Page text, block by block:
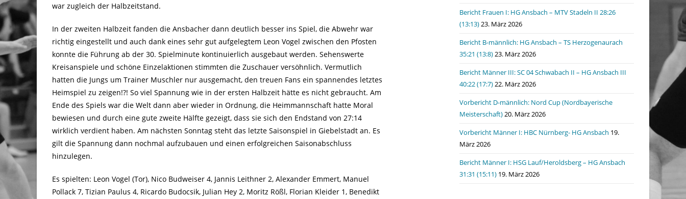
war zugleich der Halbzeitstand.
In der zweiten Halbzeit fanden die Ansbacher dann deutlich besser ins Spiel, die Abwehr war
richtig eingestellt und auch dank eines sehr gut aufgelegtem Leon Vogel zwischen den Pfosten
konnte die Führung ab der 30. Spielminute kontinuierlich ausgebaut werden. Sehenswerte
Kreisanspiele und schöne Einzelaktionen stimmten die Zuschauer versöhnlich. Vermutlich
hatten die Jungs um Trainer Muschler nur ausgemacht, den treuen Fans ein spannendes letztes
Heimspiel zu zeigen!?! So viel Spannung wie in der ersten Halbzeit hätte es nicht gebraucht. Am
Ende des Spiels war die Welt dann aber wieder in Ordnung, die Heimmannschaft hatte Moral
bewiesen und durch eine gute zweite Hälfte gezeigt, dass sie sich den Endstand von 27:14
wirklich verdient haben. Am nächsten Sonntag steht das letzte Saisonspiel in Giebelstadt an. Es
gilt die Spannung dann nochmal aufzubauen und einen erfolgreichen Saisonabschluss
hinzulegen.
Es spielten: Leon Vogel (Tor), Nico Budweiser 4, Jannis Leithner 2, Alexander Emmert, Manuel
Pollack 7, Tizian Paulus 4, Ricardo Budocsik, Julian Hey 2, Moritz Rößl, Florian Kleider 1, Benedikt
Bericht Frauen I: HG Ansbach – MTV Stadeln II 28:26
(13:13)23. März 2026
Bericht B-männlich: HG Ansbach – TS Herzogenaurach
35:21 (13:8)23. März 2026
Bericht Männer III: SC 04 Schwabach II – HG Ansbach III
40:22 (17:7)22. März 2026
Vorbericht D-männlich: Nord Cup (Nordbayerische
Meisterschaft)20. März 2026
Vorbericht Männer I: HBC Nürnberg- HG Ansbach 19.
März 2026
Bericht Männer I: HSG Lauf/Heroldsberg – HG Ansbach
31:31 (15:11) 19. März 2026